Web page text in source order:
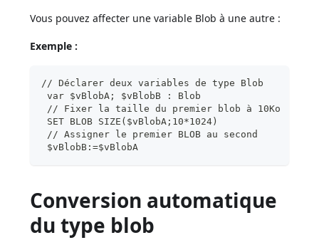
Vous pouvez affecter une variable Blob à une autre :
Exemple :
// Déclarer deux variables de type Blob
var $vBlobA; $vBlobB : Blob
// Fixer la taille du premier blob à 10Ko
SET BLOB SIZE($vBlobA;10*1024)
// Assigner le premier BLOB au second
$vBlobB:=$vBlobA
Conversion automatique
du type blob